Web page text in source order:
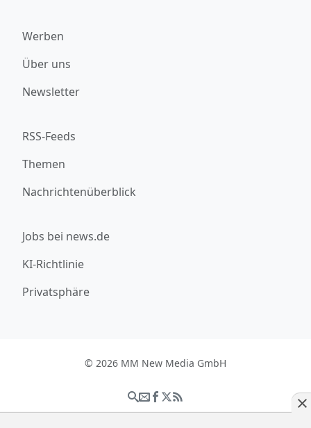
Werben
Über uns
Newsletter
RSS-Feeds
Themen
Nachrichtenüberblick
Jobs bei news.de
KI-Richtlinie
Privatsphäre
© 2026 MM New Media GmbH